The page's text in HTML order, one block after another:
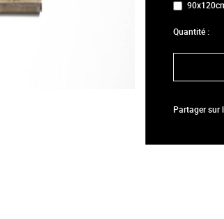
Quantité :
Partager sur